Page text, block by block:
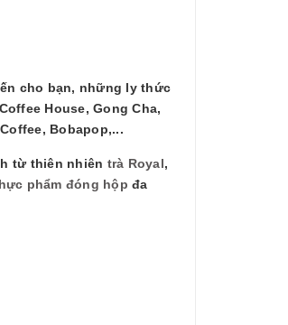
cho bạn, những ly thức
House, Gong Cha,
Bobapop,...
từ thiên nhiên trà Royal,
phẩm đóng hộp đa